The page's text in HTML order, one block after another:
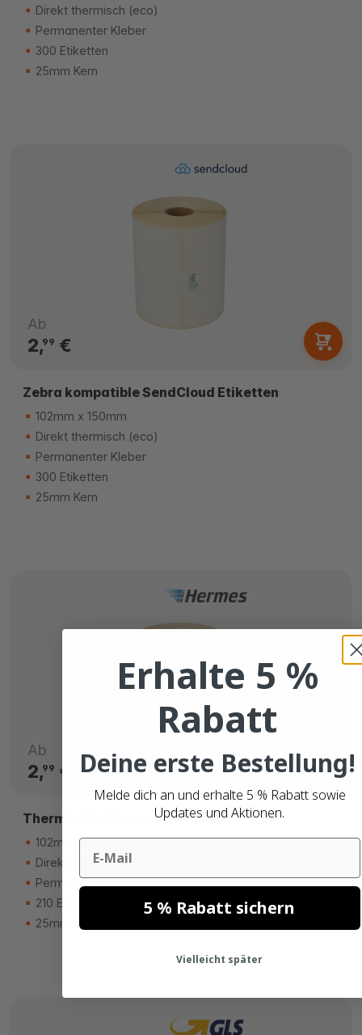
Direkt thermisch (eco)
Permanenter Kleber
300 Etiketten
25mm Kern
Ab
2,99 €
Zebra kompatible SendCloud Etiketten
102mm x 150mm
Direkt thermisch (eco)
Permanenter Kleber
300 Etiketten
25mm Kern
Ab
2,99 €
Thermische Versandetiketten Hermes
102mm x 210mm
Direkt thermisch (eco)
Permanenter Kleber
210 Etiketten
25mm Kern
Erhalte 5 %
Rabatt
Deine erste Bestellung!
Melde dich an und erhalte 5 % Rabatt sowie
Updates und Aktionen.
Email
5 % Rabatt sichern
Vielleicht später